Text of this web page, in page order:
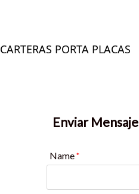
CARTERAS PORTA PLACAS
Enviar Mensaje
Name *